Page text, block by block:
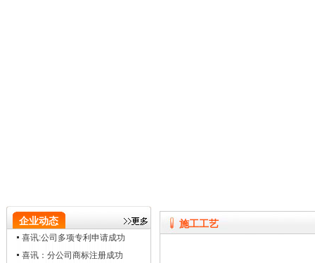
企业动态
喜讯:公司多项专利申请成功
喜讯：分公司商标注册成功
施工工艺